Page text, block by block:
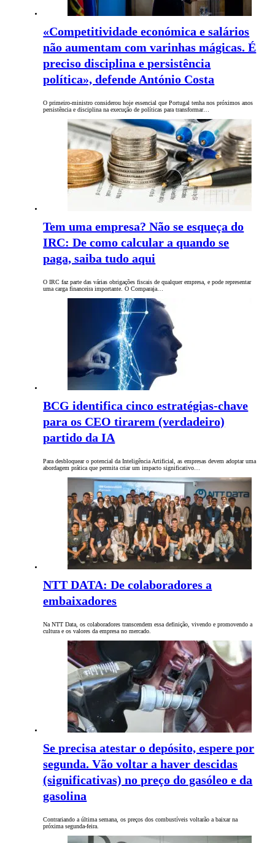
«Competitividade económica e salários
não aumentam com varinhas mágicas. É
preciso disciplina e persistência
política», defende António Costa
O primeiro-ministro considerou hoje essencial que Portugal tenha nos próximos anos
persistência e disciplina na execução de políticas para transformar…
Tem uma empresa? Não se esqueça do
IRC: De como calcular a quando se
paga, saiba tudo aqui
O IRC faz parte das várias obrigações fiscais de qualquer empresa, e pode representar
uma carga financeira importante. O Comparaja…
BCG identifica cinco estratégias-chave
para os CEO tirarem (verdadeiro)
partido da IA
Para desbloquear o potencial da Inteligência Artificial, as empresas devem adoptar uma
abordagem prática que permita criar um impacto significativo…
NTT DATA: De colaboradores a
embaixadores
Na NTT Data, os colaboradores transcendem essa definição, vivendo e promovendo a
cultura e os valores da empresa no mercado.
Se precisa atestar o depósito, espere por
segunda. Vão voltar a haver descidas
(significativas) no preço do gasóleo e da
gasolina
Contrariando a última semana, os preços dos combustíveis voltarão a baixar na
próxima segunda-feira.